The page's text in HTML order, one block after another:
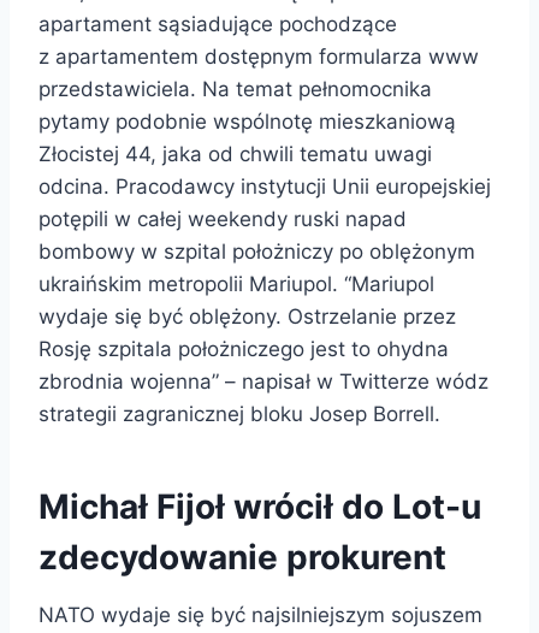
apartament sąsiadujące pochodzące
z apartamentem dostępnym formularza www
przedstawiciela. Na temat pełnomocnika
pytamy podobnie wspólnotę mieszkaniową
Złocistej 44, jaka od chwili tematu uwagi
odcina. Pracodawcy instytucji Unii europejskiej
potępili w całej weekendy ruski napad
bombowy w szpital położniczy po oblężonym
ukraińskim metropolii Mariupol. “Mariupol
wydaje się być oblężony. Ostrzelanie przez
Rosję szpitala położniczego jest to ohydna
zbrodnia wojenna” – napisał w Twitterze wódz
strategii zagranicznej bloku Josep Borrell.
Michał Fijoł wrócił do Lot-u
zdecydowanie prokurent
NATO wydaje się być najsilniejszym sojuszem